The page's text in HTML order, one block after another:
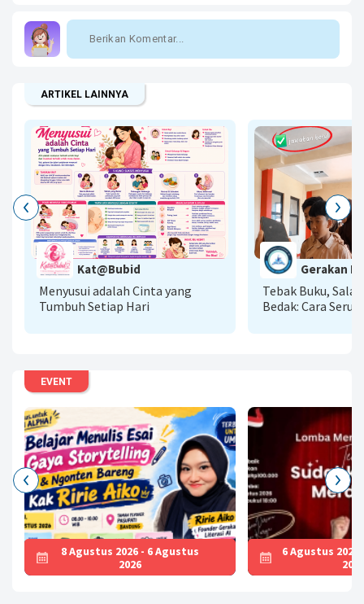
ARTIKEL LAINNYA
Kat@Bubid
Menyusui adalah Cinta yang
Tumbuh Setiap Hari
Gerakan
Tebak Buku,
Bedak: Cara Seru
EVENT
8 Agustus 2026 - 6 Agustus
2026
6 Agustus 2026
2026